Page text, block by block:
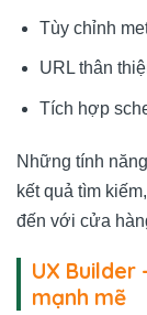
Tùy chỉnh
URL thân
Tích hợp
Những tính
kết quả tìm
đến với cửa
UX Builder
mạnh mẽ